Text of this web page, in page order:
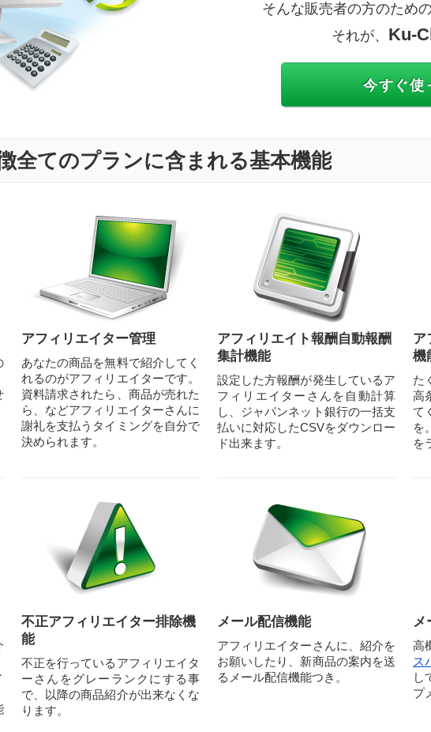
そんな販売者の方のため
それが、 Ku-
今すぐ使
全てのプランに含まれる基本機能
アフィリエイター管理
あなたの商品を無料で紹介してく
れるのがアフィリエイターです。
資料請求されたら、商品が売れた
ら、などアフィリエイターさんに
謝礼を支払うタイミングを自分で
決められます。
アフィリエイト報酬自動報酬
集計機能
設定した方報酬が発生しているア
フィリエイターさんを自動計算
し、ジャパンネット銀行の一括支
払いに対応したCSVをダウンロー
ド出来ます。
ア
機
た
高
て
を
を
不正アフィリエイター排除機
能
不正を行っているアフィリエイタ
ーさんをグレーランクにする事
で、以降の商品紹介が出来なくな
ります。
メール配信機能
アフィリエイターさんに、紹介を
お願いしたり、新商品の案内を送
るメール配信機能つき。
高
ス
し
プ